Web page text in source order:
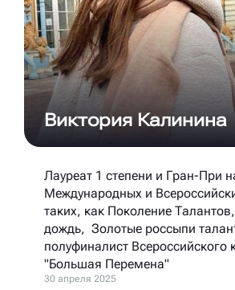
Виктория Калинина
Лауреат 1 степени и Гран-При
Международных и
таких, как Поколение
дождь, Золотые россыпи
полуфиналист Всероссийского
"Большая Перемена"
30 апреля 2025